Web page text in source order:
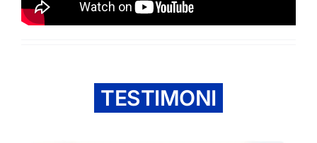
TESTIMONI